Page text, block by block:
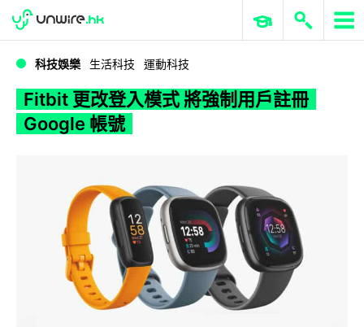
WWDC 2026 ERP 與商業 AI
科技娛樂 生活科技 運動科技
Fitbit 更改登入模式 將強制用戶註冊
Google 帳號